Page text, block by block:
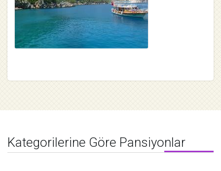
Kategorilerine Göre Pansiyonlar